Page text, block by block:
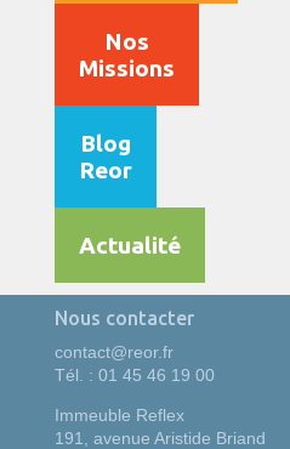
Nos
Missions
Blog
Reor
Actualité
Nous contacter
contact@reor.fr
Tél. : 01 45 46 19 00
Immeuble Reflex
191, avenue Aristide Briand